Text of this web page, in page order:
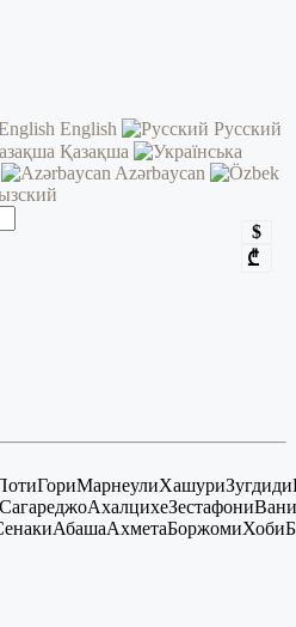
English
Русский
Қазақша
Azərbaycan
$
₾
ГориМарнеулиХашуриЗугдиди
СагареджоАхалцихеЗестафониВани
АбашаАхметаБоржомиХоби